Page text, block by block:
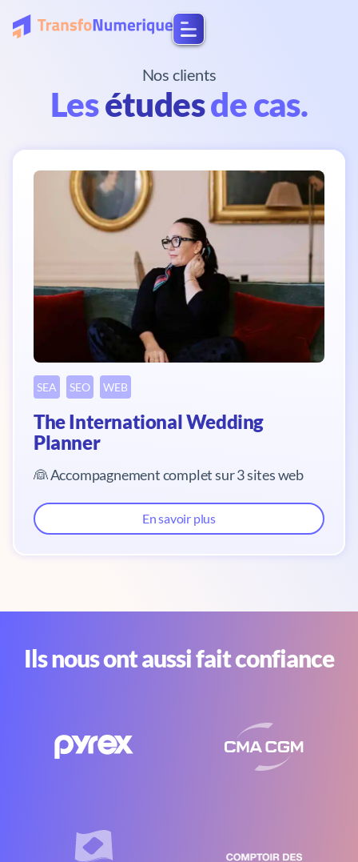
Nos clients
Lesétudesde cas.
SEA SEO WEB
The International Wedding
Planner
👰 Accompagnement complet sur 3 sites web
En savoir plus
Ils nous ont aussi fait confiance